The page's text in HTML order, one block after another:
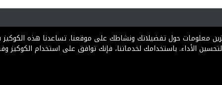
معلومات حول تفضيلاتك ونشاطك على موقعنا. تساعدنا هذه
الأداء. باستخدامك لخدماتنا، فإنك توافق على استخدام الكوكيز